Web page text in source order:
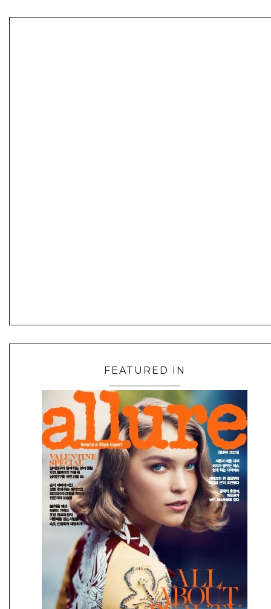
FEATURED IN